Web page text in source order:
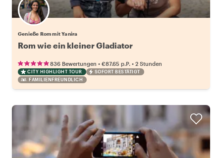
Genieße Rom mit Yanira
Rom wie ein kleiner Gladiator
836 Bewertungen • €87.65 p.P. • 2 Stunden
CITY HIGHLIGHT TOUR
SOFORT BESTÄTIGT
FAMILIENFREUNDLICH